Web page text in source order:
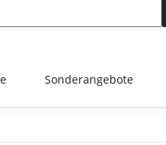
Sonderangebote